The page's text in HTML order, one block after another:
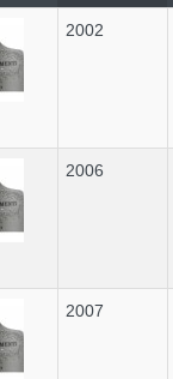
2002
2006
2007